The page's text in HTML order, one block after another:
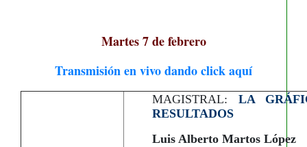
Martes 7 de febrero
Transmisión en vivo dando click aquí
MAGISTRAL: LA
RESULTADOS
Luis Alberto Martos López